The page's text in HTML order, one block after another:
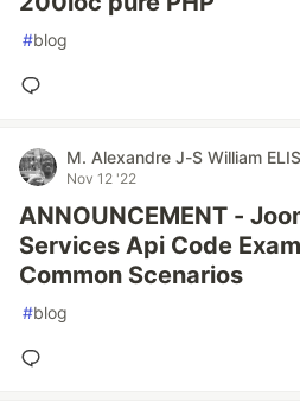
#blog
M. Alexandre J-S William
Nov 12 '22
ANNOUNCEMENT -
Services Api Code
Common Scenarios
#blog